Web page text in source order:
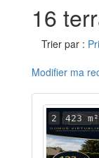
Trier par :
Modifier ma
2 423 m²